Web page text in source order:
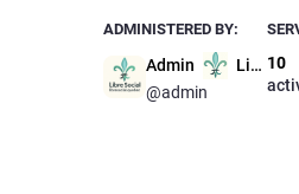
ADMINISTERED BY:
Admin
Libre Social
@admin
10